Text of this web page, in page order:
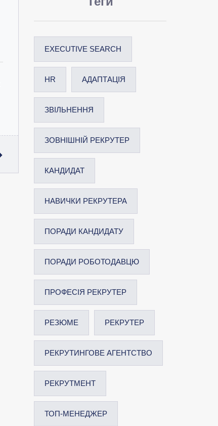
EXECUTIVE SEARCH
HR АДАПТАЦІЯ
ЗВІЛЬНЕННЯ
ЗОВНІШНІЙ РЕКРУТЕР
КАНДИДАТ
НАВИЧКИ РЕКРУТЕРА
ПОРАДИ КАНДИДАТУ
ПОРАДИ РОБОТОДАВЦЮ
ПРОФЕСІЯ РЕКРУТЕР
РЕЗЮМЕ РЕКРУТЕР
РЕКРУТИНГОВЕ АГЕНТСТВО
РЕКРУТМЕНТ
ТОП-МЕНЕДЖЕР